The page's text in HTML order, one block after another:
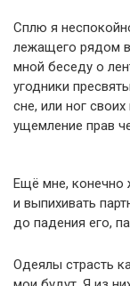
Сплю я
лежащего рядом
мной беседу о
угодники
сне, или ног
ущемление прав
Ещё мне, конечно
и выпихивать
до падения его,
Одеялы страсть